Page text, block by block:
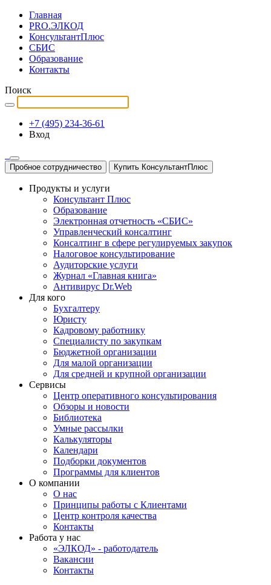
Главная
PRO.ЭЛКОД
КонсультантПлюс
СБИС
Образование
Контакты
Поиск
+7 (495) 234-36-61
Вход
Пробное сотрудничество Купить КонсультантПлюс
Продукты и услуги
Консультант Плюс
Образование
Электронная отчетность «СБИС»
Управленческий консалтинг
Консалтинг в сфере регулируемых закупок
Налоговое консультирование
Аудиторские услуги
Журнал «Главная книга»
Антивирус Dr.Web
Для кого
Бухгалтеру
Юристу
Кадровому работнику
Специалисту по закупкам
Бюджетной организации
Для малой организации
Для средней и крупной организации
Сервисы
Центр оперативного консультирования
Обзоры и новости
Библиотека
Умные рассылки
Калькуляторы
Календари
Подборки документов
Программы для клиентов
О компании
О нас
Принципы работы с Клиентами
Центр контроля качества
Контакты
Работа у нас
«ЭЛКОД» - работодатель
Вакансии
Контакты